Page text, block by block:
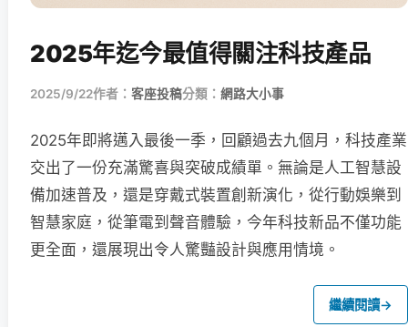
2025年迄今最值得關注科技產品
2025/9/22作者： 客座投稿分類： 網路大小事
2025年即將邁入最後一季，回顧過去九個月，科技產業
交出了一份充滿驚喜與突破成績單。無論是人工智慧設
備加速普及，還是穿戴式裝置創新演化，從行動娛樂到
智慧家庭，從筆電到聲音體驗，今年科技新品不僅功能
更全面，還展現出令人驚豔設計與應用情境。
繼續閱讀→